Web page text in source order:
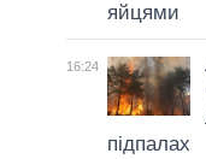
яйцями
16:24
підпалах